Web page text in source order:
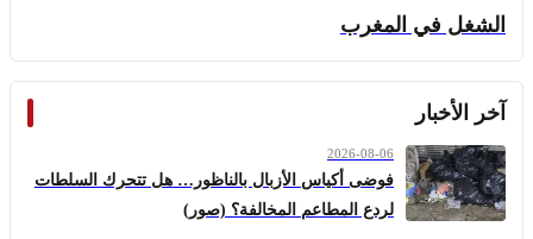
الشغل في المغرب
آخر الأخبار
2026-08-06
فوضى أكياس الأزبال بالناظور… هل تتحرك السلطات
لردع المطاعم المخالفة؟ (صور)